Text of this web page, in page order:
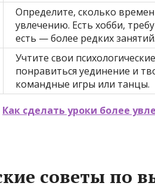
Определите, сколько
увлечению. Есть хобби,
есть — более редких занятий.
Учтите свои
понравиться уединение и
командные игры или танцы.
Как сделать уроки более
советы по